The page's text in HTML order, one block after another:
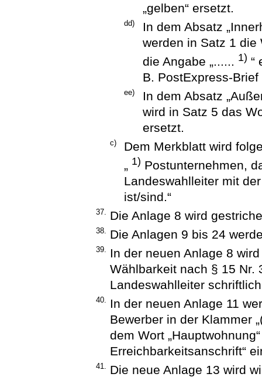
„gelben“ ersetzt.
dd)
In dem Absatz
werden in Satz 1 die
die Angabe „...... 1) “
B. PostExpress-
ee)
In dem Absatz
wird in Satz 5 das
ersetzt.
c)
Dem Merkblatt wird
„ 1) Postunternehmen,
Landeswahlleiter mit
ist/sind.“
37. Die Anlage 8 wird
38. Die Anlagen 9 bis 24
39.
In der neuen Anlage 8
Wählbarkeit nach § 15 Nr.
Landeswahlleiter
40.
In der neuen Anlage 11
Bewerber in der Klammer
dem Wort
Erreichbarkeitsanschrift“
41. Die neue Anlage 13 wird